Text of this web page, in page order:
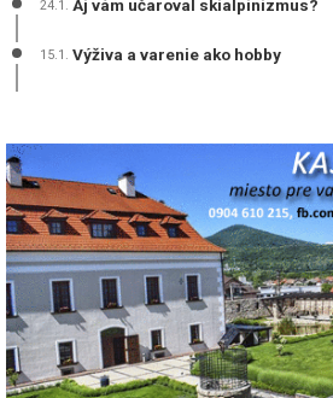
24.1. Aj vám učaroval skialpinizmus?
15.1. Výživa a varenie ako hobby